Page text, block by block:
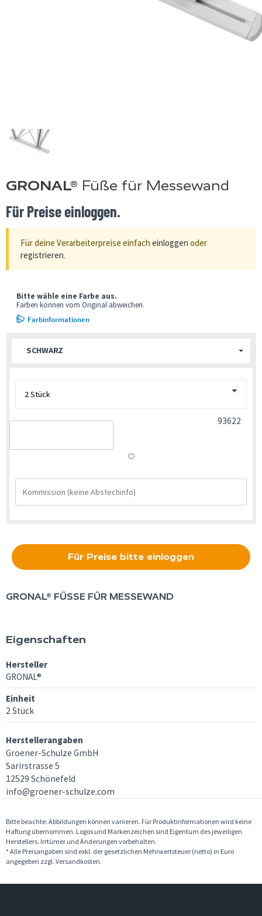
GRONAL® Füße für Messewand
Für Preise einloggen.
Für deine Verarbeiterpreise einfach einloggen oder
registrieren.
SCHWARZ
Bitte wähle eine Farbe aus.
Farben können vom Original abweichen.
Farbinformationen
93622
Für Preise bitte einloggen
GRONAL® FÜSSE FÜR MESSEWAND
Eigenschaften
Hersteller
GRONAL®
Einheit
2 Stück
Herstellerangaben
Groener-Schulze GmbH
Sarirstrasse 5
12529 Schönefeld
info@groener-schulze.com
Bitte beachte: Abbildungen können variieren. Für Produktinformationen wird keine
Haftung übernommen. Logos und Markenzeichen sind Eigentum des jeweiligen
Herstellers. Irrtümer und Änderungen vorbehalten.
* Alle Preisangaben sind exkl. der gesetzlichen Mehrwertsteuer (netto) in Euro
angegeben zzgl. Versandkosten.